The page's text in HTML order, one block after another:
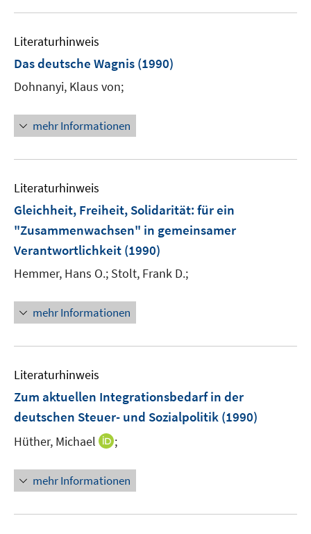
r
f
e
Literaturhinweis
Das deutsche Wagnis (1990)
Dohnanyi, Klaus von;
mehr Informationen
Literaturhinweis
Gleichheit, Freiheit, Solidarität: für ein
"Zusammenwachsen" in gemeinsamer
Verantwortlichkeit (1990)
Hemmer, Hans O.; Stolt, Frank D.;
mehr Informationen
Literaturhinweis
Zum aktuellen Integrationsbedarf in der
deutschen Steuer- und Sozialpolitik (1990)
Hüther, Michael
I
n
e
;
mehr Informationen